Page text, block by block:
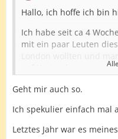
Hallo, ich hoffe ich bin
Ich habe seit ca 4
mit ein paar Leuten
Gibt es bisher
eingestellt bzw
wurde erteilt.
Geht mir auch so.
Ich spekulier einfach mal
Letztes Jahr war es